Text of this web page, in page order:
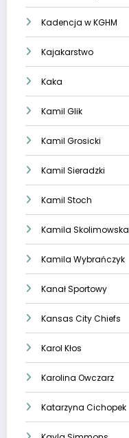
Kadencja w KGHM
Kajakarstwo
Kaka
Kamil Glik
Kamil Grosicki
Kamil Sieradzki
Kamil Stoch
Kamila Skolimowska
Kamila Wybrańczyk
Kanał Sportowy
Kansas City Chiefs
Karol Kłos
Karolina Owczarz
Katarzyna Cichopek